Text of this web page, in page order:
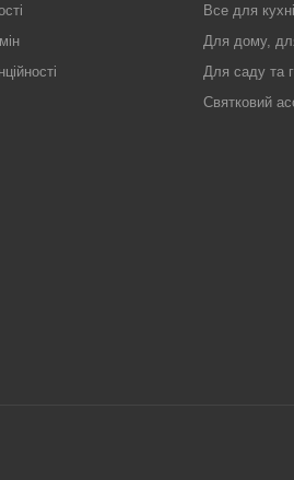
Все для кухні
Для дому,
Для саду та
Святковий